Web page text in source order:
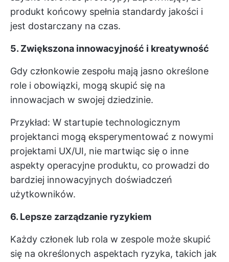
produkt końcowy spełnia standardy jakości i
jest dostarczany na czas.
5. Zwiększona innowacyjność i kreatywność
Gdy członkowie zespołu mają jasno określone
role i obowiązki, mogą skupić się na
innowacjach w swojej dziedzinie.
Przykład: W startupie technologicznym
projektanci mogą eksperymentować z nowymi
projektami UX/UI, nie martwiąc się o inne
aspekty operacyjne produktu, co prowadzi do
bardziej innowacyjnych doświadczeń
użytkowników.
6. Lepsze zarządzanie ryzykiem
Każdy członek lub rola w zespole może skupić
się na określonych aspektach ryzyka, takich jak